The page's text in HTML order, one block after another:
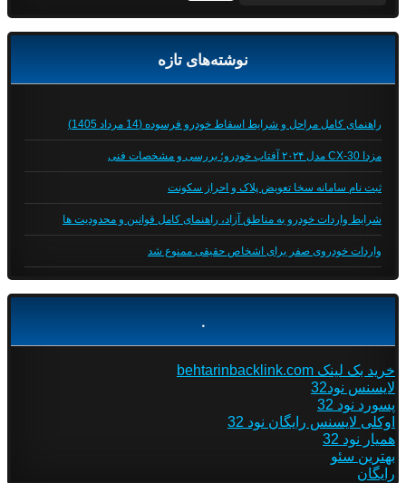
نوشته‌های تازه
راهنمای کامل مراحل و شرایط اسقاط خودرو فرسوده (14 مرداد 1405)
مزدا CX-30 مدل ۲۰۲۴ آفتاب خودرو؛ بررسی و مشخصات فنی
ثبت نام سامانه سخا تعویض پلاک و احراز سکونت
شرایط واردات خودرو به مناطق آزاد، راهنمای کامل قوانین و محدودیت ها
واردات خودروی صفر برای اشخاص حقیقی ممنوع شد
.
خرید بک لینک behtarinbacklink.com
لایسنس نود32
پسورد نود 32
اوکلی لایسنس رایگان نود 32
همیار نود 32
بهترین سئو
رایگان